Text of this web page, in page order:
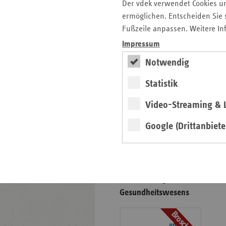
Der vdek verwendet Cookies
ermöglichen. Entscheiden
Fußzeile anpassen. Weitere
Impressum
Notwendig
Statistik
Video-Streaming &
Google
Gesundheitswesens
Broschüre
Zur Broschüre
Gesundheitswesens